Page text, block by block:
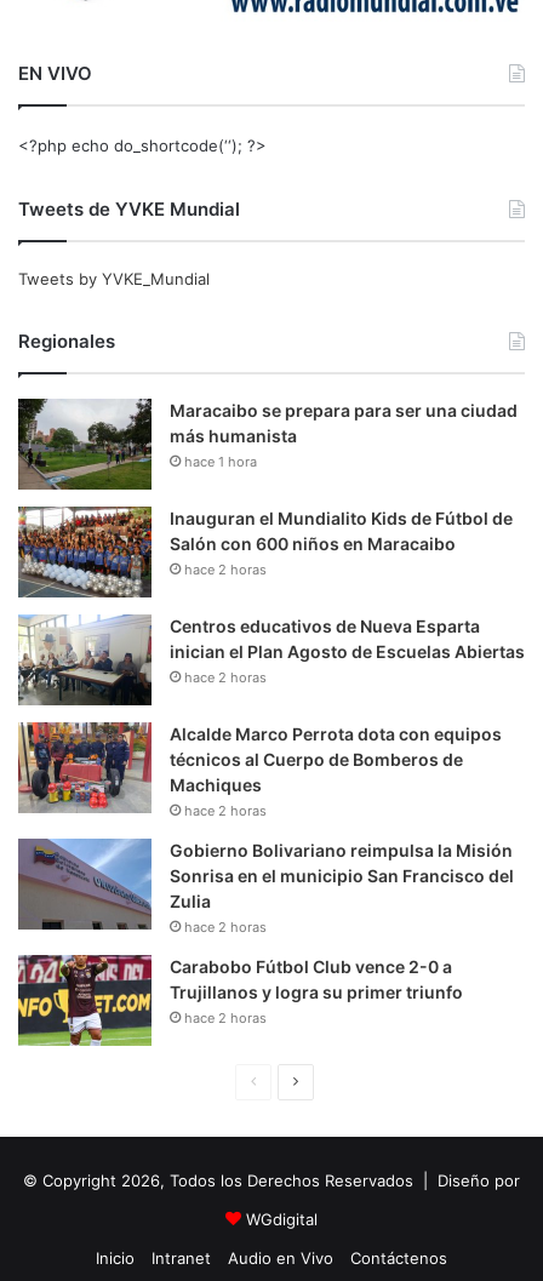
EN VIVO
<?php echo do_shortcode(‘‘); ?>
Tweets de YVKE Mundial
Tweets by YVKE_Mundial
Regionales
Maracaibo se prepara para ser una ciudad
más humanista
hace 1 hora
Inauguran el Mundialito Kids de Fútbol de
Salón con 600 niños en Maracaibo
hace 2 horas
Centros educativos de Nueva Esparta
inician el Plan Agosto de Escuelas Abiertas
hace 2 horas
Alcalde Marco Perrota dota con equipos
técnicos al Cuerpo de Bomberos de
Machiques
hace 2 horas
Gobierno Bolivariano reimpulsa la Misión
Sonrisa en el municipio San Francisco del
Zulia
hace 2 horas
Carabobo Fútbol Club vence 2-0 a
Trujillanos y logra su primer triunfo
hace 2 horas
i
n
a
u
i
e
© Copyright 2026, Todos los Derechos Reservados | Diseño por
WGdigital
Inicio
Intranet Audio en Vivo Contáctenos